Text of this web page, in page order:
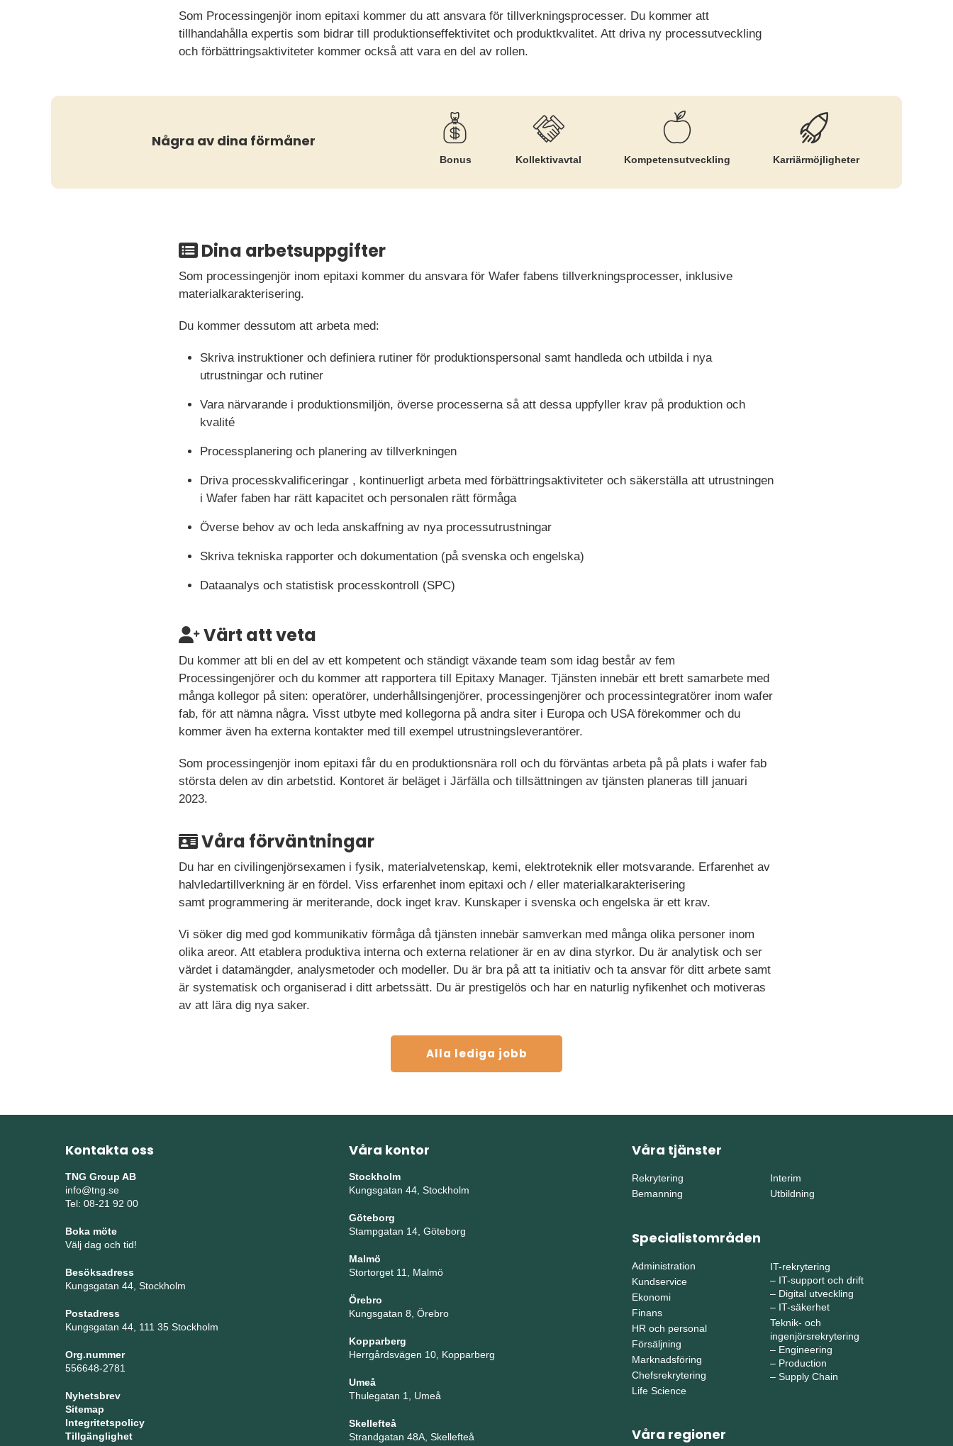
Som Processingenjör inom epitaxi kommer du att ansvara för tillverkningsprocesser. Du kommer att
tillhandahålla expertis som bidrar till produktionseffektivitet och produktkvalitet. Att driva ny processutveckling
och förbättringsaktiviteter kommer också att vara en del av rollen.
Några av dina förmåner
Bonus Kollektiv­avtal Kompetens­utveckling Karriär­möjligheter
Dina arbetsuppgifter
Som processingenjör inom epitaxi kommer du ansvara för Wafer fabens tillverkningsprocesser, inklusive
materialkarakterisering.
Du kommer dessutom att arbeta med:
Skriva instruktioner och definiera rutiner för produktionspersonal samt handleda och utbilda i nya
utrustningar och rutiner
Vara närvarande i produktionsmiljön, överse processerna så att dessa uppfyller krav på produktion och
kvalité
Processplanering och planering av tillverkningen
Driva processkvalificeringar , kontinuerligt arbeta med förbättringsaktiviteter och säkerställa att utrustningen
i Wafer faben har rätt kapacitet och personalen rätt förmåga
Överse behov av och leda anskaffning av nya processutrustningar
Skriva tekniska rapporter och dokumentation (på svenska och engelska)
Dataanalys och statistisk processkontroll (SPC)
Värt att veta
Du kommer att bli en del av ett kompetent och ständigt växande team som idag består av fem
Processingenjörer och du kommer att rapportera till Epitaxy Manager. Tjänsten innebär ett brett samarbete med
många kollegor på siten: operatörer, underhållsingenjörer, processingenjörer och processintegratörer inom wafer
fab, för att nämna några. Visst utbyte med kollegorna på andra siter i Europa och USA förekommer och du
kommer även ha externa kontakter med till exempel utrustningsleverantörer.
Som processingenjör inom epitaxi får du en produktionsnära roll och du förväntas arbeta på på plats i wafer fab
största delen av din arbetstid. Kontoret är beläget i Järfälla och tillsättningen av tjänsten planeras till januari
2023.
Våra förväntningar
Du har en civilingenjörsexamen i fysik, materialvetenskap, kemi, elektroteknik eller motsvarande. Erfarenhet av
halvledartillverkning är en fördel. Viss erfarenhet inom epitaxi och / eller materialkarakterisering
samt programmering är meriterande, dock inget krav. Kunskaper i svenska och engelska är ett krav.
Vi söker dig med god kommunikativ förmåga då tjänsten innebär samverkan med många olika personer inom
olika areor. Att etablera produktiva interna och externa relationer är en av dina styrkor. Du är analytisk och ser
värdet i datamängder, analysmetoder och modeller. Du är bra på att ta initiativ och ta ansvar för ditt arbete samt
är systematisk och organiserad i ditt arbetssätt. Du är prestigelös och har en naturlig nyfikenhet och motiveras
av att lära dig nya saker.
Alla lediga jobb
Kontakta oss
TNG Group AB
info@tng.se
Tel: 08-21 92 00
Boka möte
Välj dag och tid!
Besöksadress
Kungsgatan 44, Stockholm
Postadress
Kungsgatan 44, 111 35 Stockholm
Org.nummer
556648-2781
Nyhetsbrev
Sitemap
Integritetspolicy
Tillgänglighet
Våra kontor
Stockholm
Kungsgatan 44, Stockholm
Göteborg
Stampgatan 14, Göteborg
Malmö
Stortorget 11, Malmö
Örebro
Kungsgatan 8, Örebro
Kopparberg
Herrgårdsvägen 10, Kopparberg
Umeå
Thulegatan 1, Umeå
Skellefteå
Strandgatan 48A, Skellefteå
Våra tjänster
Rekrytering
Bemanning
Interim
Utbildning
Specialistområden
Administration
Kundservice
Ekonomi
Finans
HR och personal
Försäljning
Marknadsföring
Chefsrekrytering
Life Science
IT-rekrytering
– IT-support och drift
– Digital utveckling
– IT-säkerhet
Teknik- och
ingenjörsrekrytering
– Engineering
– Production
– Supply Chain
Våra regioner